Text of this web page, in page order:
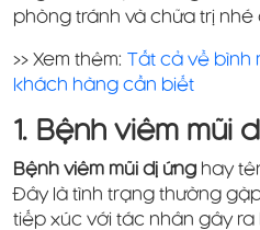
phòng tránh và chữa trị
>> Xem thêm:
Tất cả về bình
khách hàng cần biết
1. Bệnh viêm mũi
Bệnh viêm mũi dị ứng hay
Đây là tình trạng thường
tiếp xúc với tác nhân gây ra